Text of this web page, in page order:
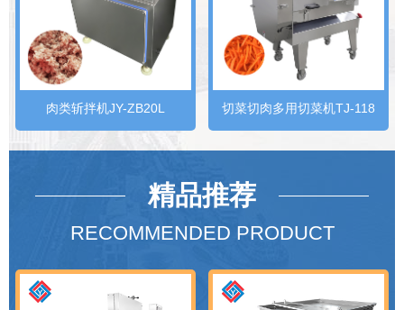
肉类斩拌机JY-ZB20L 切菜切肉多用切菜机TJ-118
精品推荐
RECOMMENDED PRODUCT